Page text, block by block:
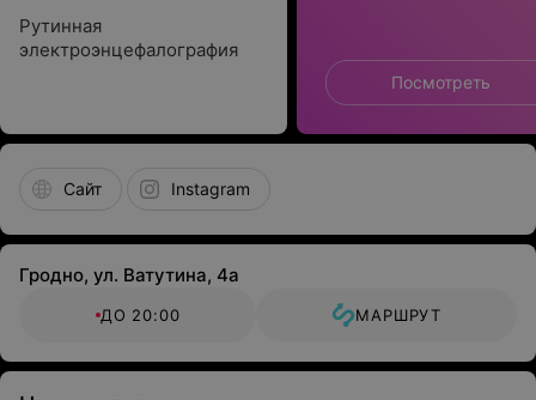
Рутинная
электроэнцефалография
Посмотреть
Сайт Instagram
Гродно, ул. Ватутина, 4а
ДО 20:00 МАРШРУТ